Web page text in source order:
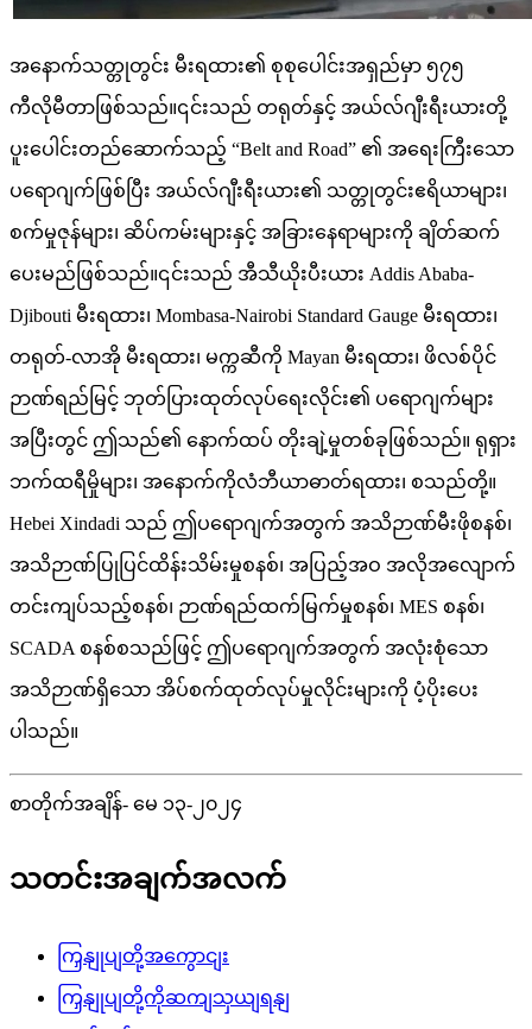
အနောက်သတ္တုတွင်း မီးရထား၏ စုစုပေါင်းအရှည်မှာ ၅၇၅
ကီလိုမီတာဖြစ်သည်။၎င်းသည် တရုတ်နှင့် အယ်လ်ဂျီးရီးယားတို့
ပူးပေါင်းတည်ဆောက်သည့် “Belt and Road” ၏ အရေးကြီးသော
ပရောဂျက်ဖြစ်ပြီး အယ်လ်ဂျီးရီးယား၏ သတ္တုတွင်းဧရိယာများ၊
စက်မှုဇုန်များ၊ ဆိပ်ကမ်းများနှင့် အခြားနေရာများကို ချိတ်ဆက်
ပေးမည်ဖြစ်သည်။၎င်းသည် အီသီယိုးပီးယား Addis Ababa-
Djibouti မီးရထား၊ Mombasa-Nairobi Standard Gauge မီးရထား၊
တရုတ်-လာအို မီးရထား၊ မက္ကဆီကို Mayan မီးရထား၊ ဖိလစ်ပိုင်
ဉာဏ်ရည်မြင့် ဘုတ်ပြားထုတ်လုပ်ရေးလိုင်း၏ ပရောဂျက်များ
အပြီးတွင် ဤသည်၏ နောက်ထပ် တိုးချဲ့မှုတစ်ခုဖြစ်သည်။ ရုရှား
ဘက်ထရီမှိုများ၊ အနောက်ကိုလံဘီယာဓာတ်ရထား၊ စသည်တို့။
Hebei Xindadi သည် ဤပရောဂျက်အတွက် အသိဉာဏ်မီးဖိုစနစ်၊
အသိဉာဏ်ပြုပြင်ထိန်းသိမ်းမှုစနစ်၊ အပြည့်အဝ အလိုအလျောက်
တင်းကျပ်သည့်စနစ်၊ ဉာဏ်ရည်ထက်မြက်မှုစနစ်၊ MES စနစ်၊
SCADA စနစ်စသည်ဖြင့် ဤပရောဂျက်အတွက် အလုံးစုံသော
အသိဉာဏ်ရှိသော အိပ်စက်ထုတ်လုပ်မှုလိုင်းများကို ပံ့ပိုးပေး
ပါသည်။
စာတိုက်အချိန်- မေ ၁၃-၂၀၂၄
သတင်းအချက်အလက်
ကြှနျုပျတို့အကွောငျး
ကြှနျုပျတို့ကိုဆကျသှယျရနျ